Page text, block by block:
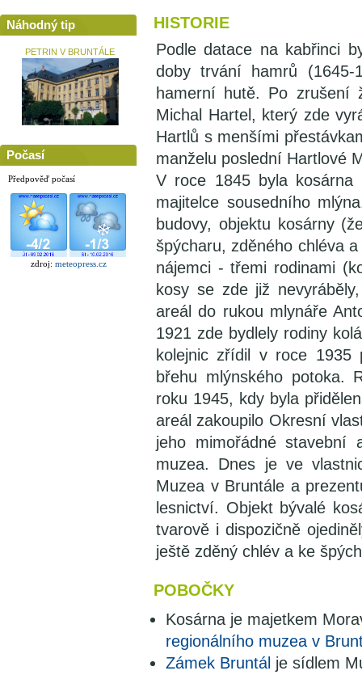
Náhodný tip
PETRIN V BRUNTÁLE
Počasí
Předpověď počasí
zdroj: meteopress.cz
HISTORIE
Podle datace na kabřinci
doby trvání hamrů
hamerní hutě. Po zrušení
Michal Hartel, který zde
Hartlů s menšími
manželu poslední Hartlové
V roce 1845 byla kosárna
majitelce sousedního
budovy, objektu kosárny
špýcharu, zděného chléva
nájemci - třemi rodinami
kosy se zde již
areál do rukou mlynáře
1921 zde bydlely rodiny
kolejnic zřídil v roce
břehu mlýnského potoka.
roku 1945, kdy byla
areál zakoupilo Okresní
jeho mimořádné stavební
muzea. Dnes je ve
Muzea v Bruntále a
lesnictví. Objekt bývalé
tvarově i dispozičně
ještě zděný chlév a ke
POBOČKY
Kosárna je majetkem
regionálního muzea v
Zámek Bruntál je sídlem